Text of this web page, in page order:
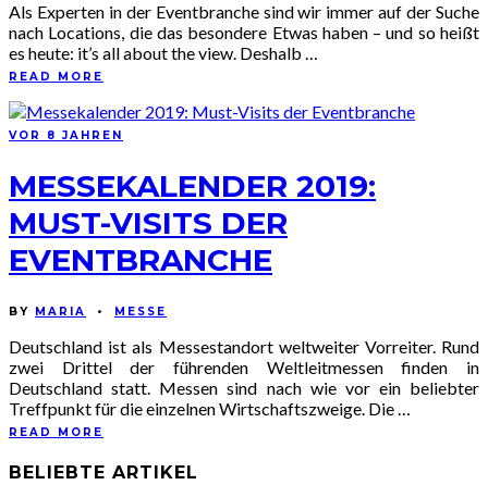
Als Experten in der Eventbranche sind wir immer auf der Suche
nach Locations, die das besondere Etwas haben – und so heißt
es heute: it’s all about the view. Deshalb …
READ MORE
VOR 8 JAHREN
MESSEKALENDER 2019:
MUST-VISITS DER
EVENTBRANCHE
BY MARIA • MESSE
Deutschland ist als Messestandort weltweiter Vorreiter. Rund
zwei Drittel der führenden Weltleitmessen finden in
Deutschland statt. Messen sind nach wie vor ein beliebter
Treffpunkt für die einzelnen Wirtschaftszweige. Die …
READ MORE
BELIEBTE ARTIKEL